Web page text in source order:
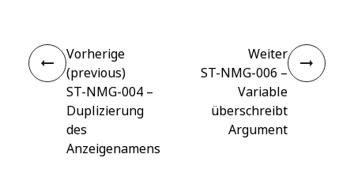
Vorherige
(previous)
ST-NMG-004 –
Duplizierung
des
Anzeigenamens
Weiter
ST-NMG-006 –
Variable
überschreibt
Argument